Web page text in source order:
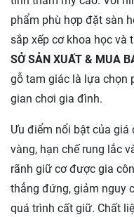
phẩm phù hợp đặt sàn
sắp xếp cơ khoa học và
SỞ SẢN XUẤT & MUA
gỗ tam giác là lựa chọn
gian chơi gia đình.
Ưu điểm nổi bật của giá
vàng, hạn chế rung lắc
rãnh giữ cơ được gia
thẳng đứng, giảm nguy
quá trình cất giữ. Chất